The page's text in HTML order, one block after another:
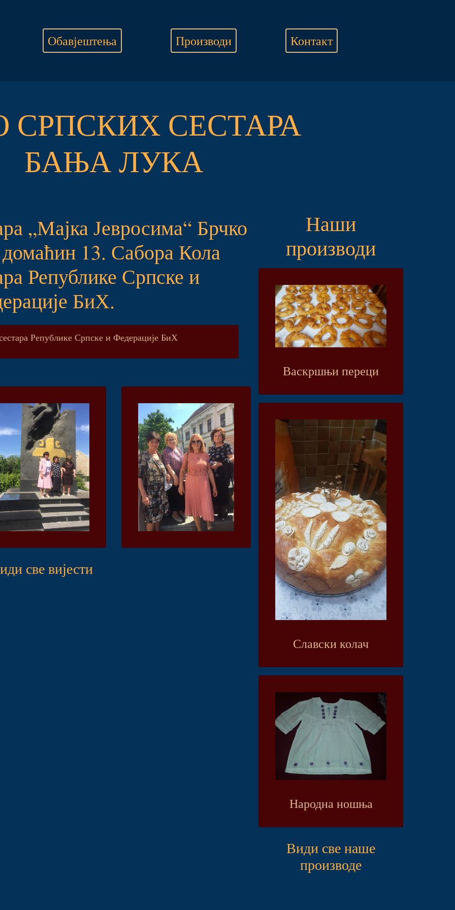
Обавјештења Производи Контакт
СРПСКИХ СЕСТАРА
БАЊА ЛУКА
„Мајка Јевросима“ Брчко
домаћин 13. Сабора Кола
Републике Српске и
БиХ.
Републике Српске и Федерације БиХ
све вијести
Наши
производи
Васкршњи переци
Славски колач
Народна ношња
Види све наше
производе